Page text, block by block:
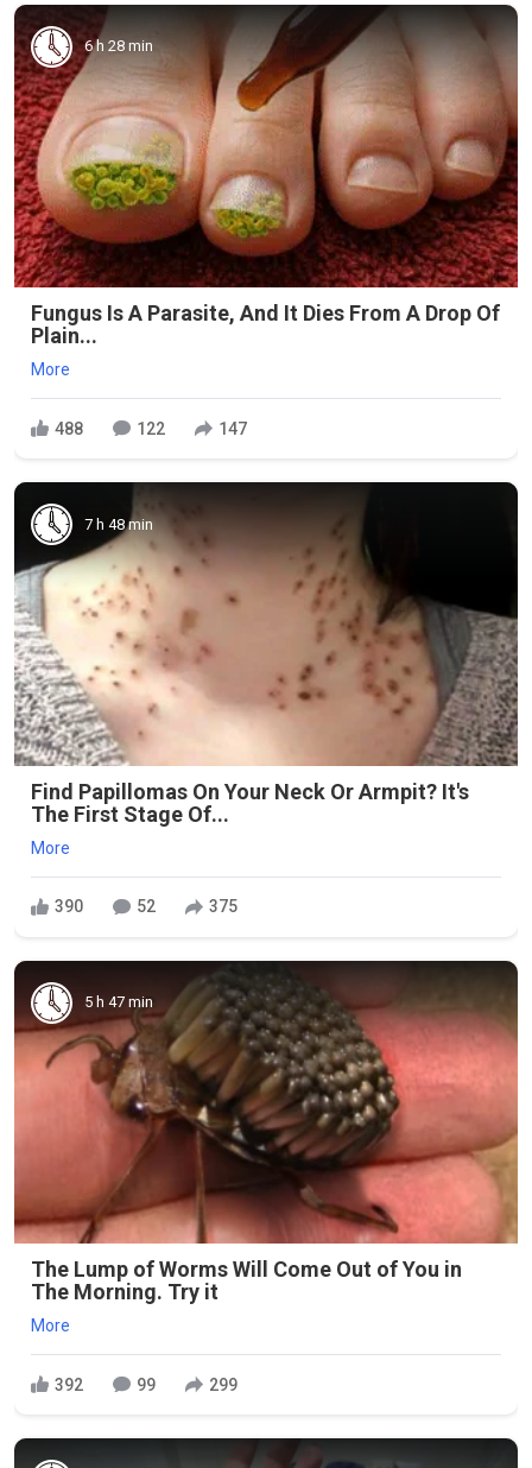
6 h 28 min
Fungus Is A Parasite, And It Dies From A Drop Of
Plain...
More
488 122 147
7 h 48 min
Find Papillomas On Your Neck Or Armpit? It's
The First Stage Of...
More
390 52 375
5 h 47 min
The Lump of Worms Will Come Out of You in
The Morning. Try it
More
392 99 299